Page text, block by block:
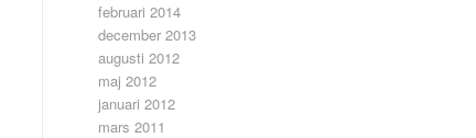
februari 2014
december 2013
augusti 2012
maj 2012
januari 2012
mars 2011